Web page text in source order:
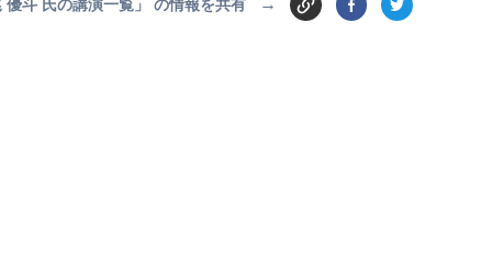
優斗 氏の講演一覧」 の情報を共有 →